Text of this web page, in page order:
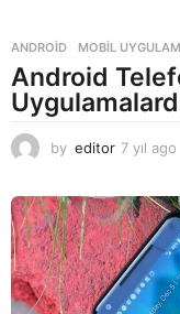
ANDROID ,MOBIL
Android
by editor 7 yıl ago
l